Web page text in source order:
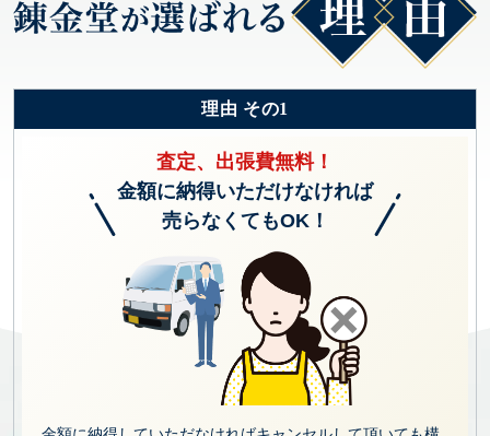
理由 その1
査定、出張費無料！
金額に納得いただけなければ
売らなくてもOK！